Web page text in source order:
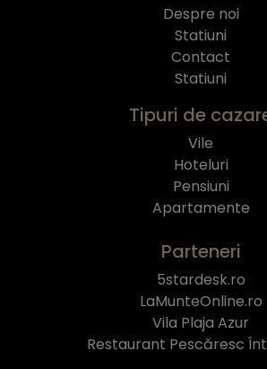
Despre noi
Statiuni
Contact
Statiuni
Tipuri de
Vile
Hoteluri
Pensiuni
Apartamente
Parteneri
5stardesk.ro
LaMunteOnline.ro
Vila Plaja Azur
Restaurant Pescăresc